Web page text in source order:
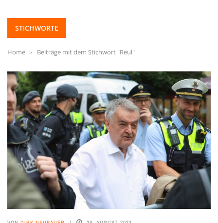
STICHWORTE
Home › Beiträge mit dem Stichwort "Reul"